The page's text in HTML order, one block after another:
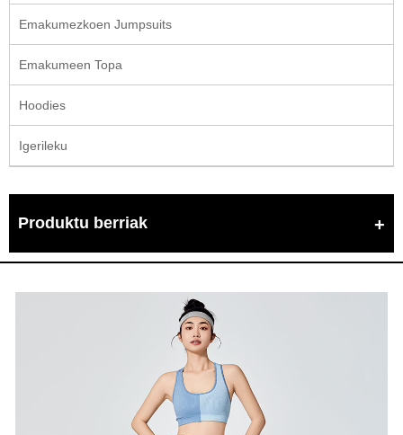
Emakumezkoen Jumpsuits
Emakumeen Topa
Hoodies
Igerileku
Produktu berriak